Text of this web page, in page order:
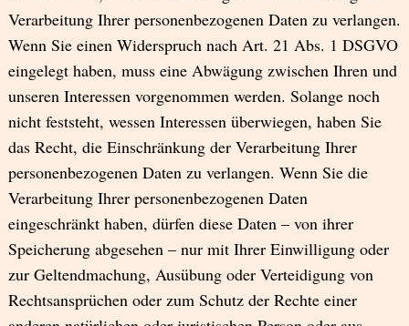
Verarbeitung Ihrer personenbezogenen Daten zu verlangen.
Wenn Sie einen Widerspruch nach Art. 21 Abs. 1 DSGVO
eingelegt haben, muss eine Abwägung zwischen Ihren und
unseren Interessen vorgenommen werden. Solange noch
nicht feststeht, wessen Interessen überwiegen, haben Sie
das Recht, die Einschränkung der Verarbeitung Ihrer
personenbezogenen Daten zu verlangen. Wenn Sie die
Verarbeitung Ihrer personenbezogenen Daten
eingeschränkt haben, dürfen diese Daten – von ihrer
Speicherung abgesehen – nur mit Ihrer Einwilligung oder
zur Geltendmachung, Ausübung oder Verteidigung von
Rechtsansprüchen oder zum Schutz der Rechte einer